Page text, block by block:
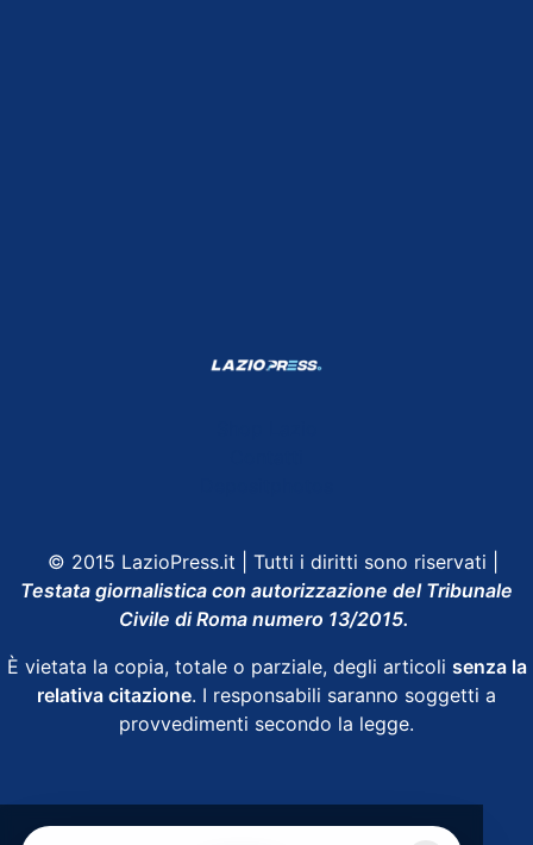
© 2015 LazioPress.it | Tutti i diritti sono riservati |
Testata giornalistica con autorizzazione del Tribunale
Civile di Roma numero 13/2015.
È vietata la copia, totale o parziale, degli articoli senza la
relativa citazione. I responsabili saranno soggetti a
provvedimenti secondo la legge.